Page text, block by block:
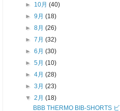
► 10月(40)
►9月(18)
►8月(26)
►7月(32)
►6月(30)
►5月(10)
►4月(28)
►3月(23)
▼2月(18)
BBB THERMO BIB-SHORTS ビ